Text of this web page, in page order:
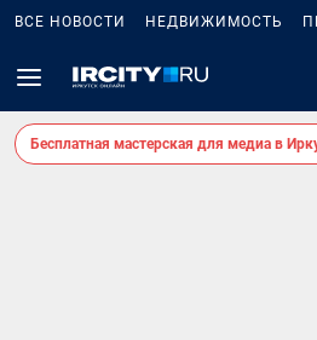
ВСЕ НОВОСТИ НЕДВИЖИМОСТЬ
Бесплатная мастерская для медиа в